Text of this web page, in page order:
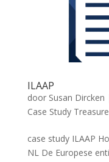
ILAAP
door Susan Dircken
Case Study
case study ILAAP
NL De Europese